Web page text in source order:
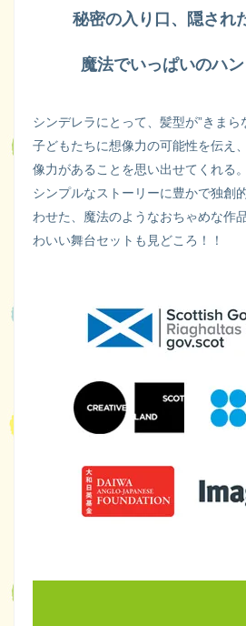
秘密の入り口、隠され
魔法でいっぱいのハ
シンデレラにとって、髪型が”きま
子どもたちに想像力の可能性を伝え
像力があることを思い出せてくれる。
シンプルなストーリーに豊かで独創
わせた、魔法のようなおちゃめな作
わいい舞台セットも見どころ！！